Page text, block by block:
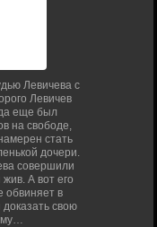
Левичева с
Левичев
еще был
на свободе,
стать
дочери.
совершили
А вот его
обвиняет в
свою